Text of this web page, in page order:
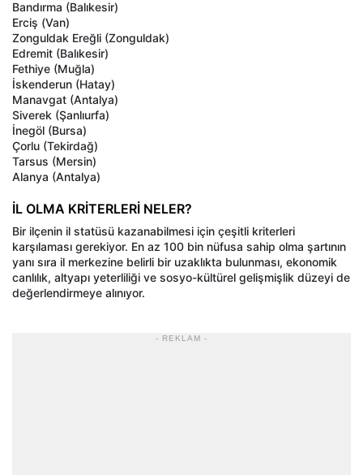
Bandırma (Balıkesir)
Erciş (Van)
Zonguldak Ereğli (Zonguldak)
Edremit (Balıkesir)
Fethiye (Muğla)
İskenderun (Hatay)
Manavgat (Antalya)
Siverek (Şanlıurfa)
İnegöl (Bursa)
Çorlu (Tekirdağ)
Tarsus (Mersin)
Alanya (Antalya)
İL OLMA KRİTERLERİ NELER?
Bir ilçenin il statüsü kazanabilmesi için çeşitli kriterleri
karşılaması gerekiyor. En az 100 bin nüfusa sahip olma şartının
yanı sıra il merkezine belirli bir uzaklıkta bulunması, ekonomik
canlılık, altyapı yeterliliği ve sosyo-kültürel gelişmişlik düzeyi de
değerlendirmeye alınıyor.
- REKLAM -